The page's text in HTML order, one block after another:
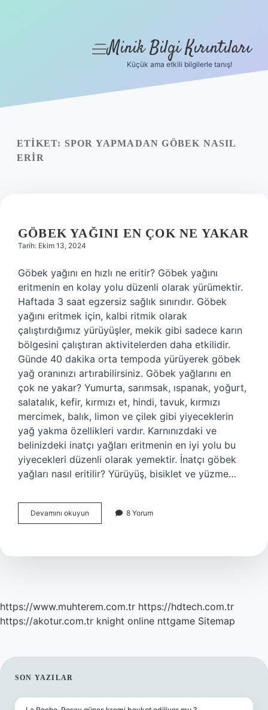
Yasal Uyarı
menüyü
Minik Bilgi Kırıntıları
Küçük ama etkili bilgilerle tanış!
ETIKET: SPOR YAPMADAN GÖBEK NASIL
ERIR
GÖBEK YAĞINI EN ÇOK NE YAKAR
Tarih: Ekim 13, 2024
Göbek yağını en hızlı ne eritir? Göbek yağını
eritmenin en kolay yolu düzenli olarak yürümektir.
Haftada 3 saat egzersiz sağlık sınırıdır. Göbek
yağını eritmek için, kalbi ritmik olarak
çalıştırdığımız yürüyüşler, mekik gibi sadece karın
bölgesini çalıştıran aktivitelerden daha etkilidir.
Günde 40 dakika orta tempoda yürüyerek göbek
yağ oranınızı artırabilirsiniz. Göbek yağlarını en
çok ne yakar? Yumurta, sarımsak, ıspanak, yoğurt,
salatalık, kefir, kırmızı et, hindi, tavuk, kırmızı
mercimek, balık, limon ve çilek gibi yiyeceklerin
yağ yakma özellikleri vardır. Karnınızdaki ve
belinizdeki inatçı yağları eritmenin en iyi yolu bu
yiyecekleri düzenli olarak yemektir. İnatçı göbek
yağları nasıl eritilir? Yürüyüş, bisiklet ve yüzme…
Devamını okuyun
Yağını
Ne
8 Yorum
https://www.muhterem.com.tr https://hdtech.com.tr
https://akotur.com.tr knight online nttgame Sitemap
SIDEBAR
SON YAZILAR